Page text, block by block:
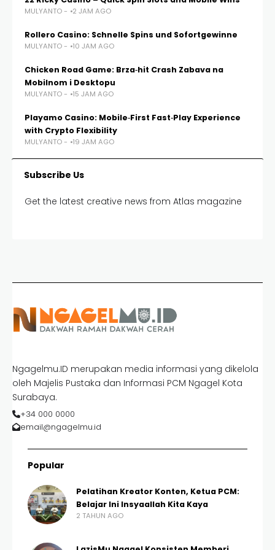
MULYANTO - 2 JAM AGO
Rollero Casino: Schnelle Spins und Sofortgewinne
MULYANTO - 10 JAM AGO
Chicken Road Game: Brza‑hit Crash Zabava na
Mobilnom i Desktopu
MULYANTO - 15 JAM AGO
Playamo Casino: Mobile‑First Fast‑Play Experience
with Crypto Flexibility
MULYANTO - 19 JAM AGO
Subscribe Us
Get the latest creative news from Atlas magazine
Ngagelmu.ID merupakan media informasi yang dikelola
oleh Majelis Pustaka dan Informasi PCM Ngagel Kota
Surabaya.
+34 000 0000
email@ngagelmu.id
Popular
Pelatihan Kreator Konten, Ketua PCM:
Belajar Ini Insyaallah Kita Kaya
2 TAHUN AGO